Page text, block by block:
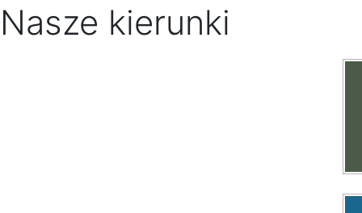
Nasze kierunki